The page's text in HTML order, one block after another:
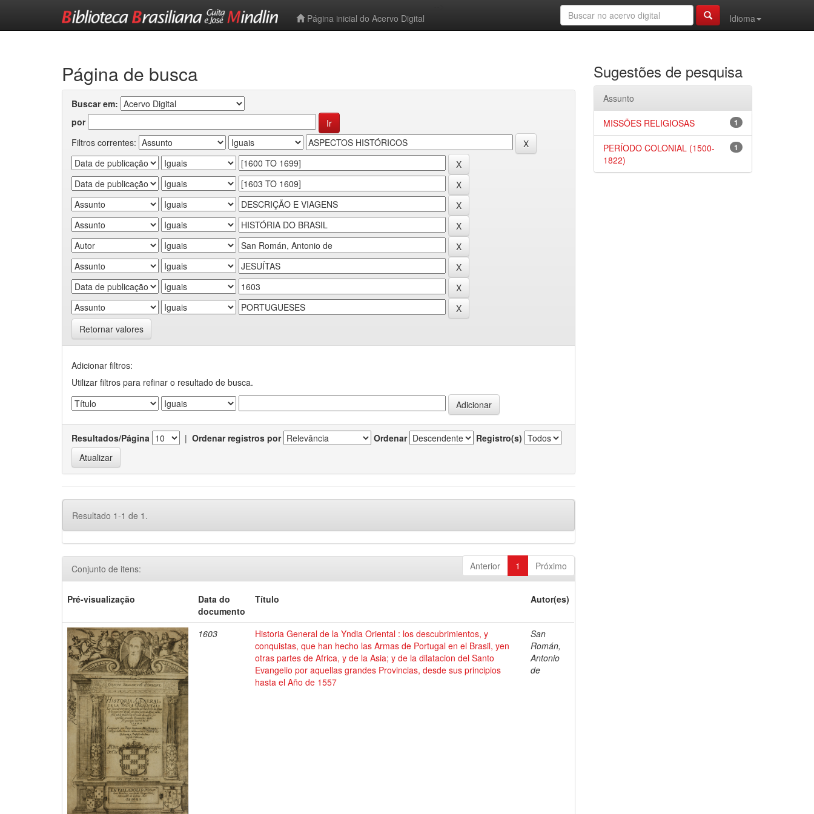
Página inicial do Acervo Digital
Idioma
Página de busca
Buscar em:
por
Filtros correntes:
Retornar valores
Adicionar filtros:
Utilizar filtros para refinar o resultado de busca.
Resultados/Página | Ordenar registros por Ordenar Registro(s)
Resultado 1-1 de 1.
Anterior 1 Próximo
Conjunto de itens:
Pré-visualização
Data do
documento
Título Autor(es)
1603
Historia General de la Yndia Oriental : los descubrimientos, y
conquistas, que han hecho las Armas de Portugal en el Brasil, yen
otras partes de Africa, y de la Asia; y de la dilatacion del Santo
Evangelio por aquellas grandes Provincias, desde sus principios
hasta el Año de 1557
San
Román,
Antonio
de
Sugestões de pesquisa
Assunto
1
MISSÕES RELIGIOSAS
1
PERÍODO COLONIAL (1500-
1822)